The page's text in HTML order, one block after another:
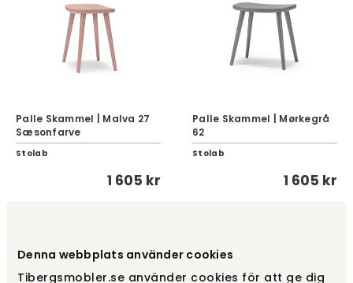
Denna webbplats använder cookies
Tibergsmobler.se använder cookies för att ge dig
Palle Skammel | Malva 27
Sæsonfarve
Stolab
1 605 kr
Palle Skammel | Mørkegrå
62
Stolab
1 605 kr